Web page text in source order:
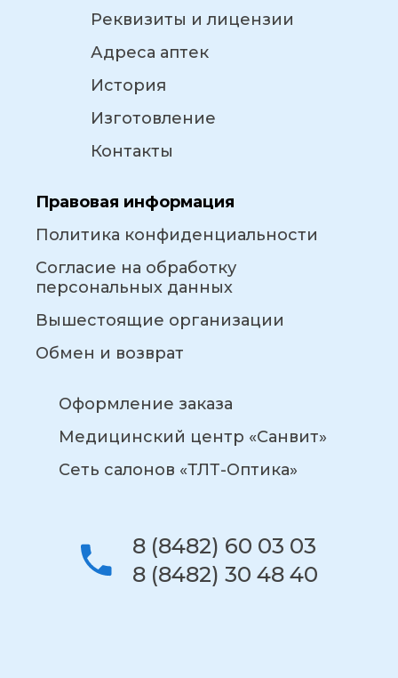
Реквизиты и лицензии
Адреса аптек
История
Изготовление
Контакты
Правовая информация
Политика конфиденциальности
Согласие на обработку
персональных данных
Вышестоящие организации
Обмен и возврат
Оформление заказа
Медицинский центр «Санвит»
Сеть салонов «ТЛТ-Оптика»
8 (8482) 60 03 03
8 (8482) 30 48 40